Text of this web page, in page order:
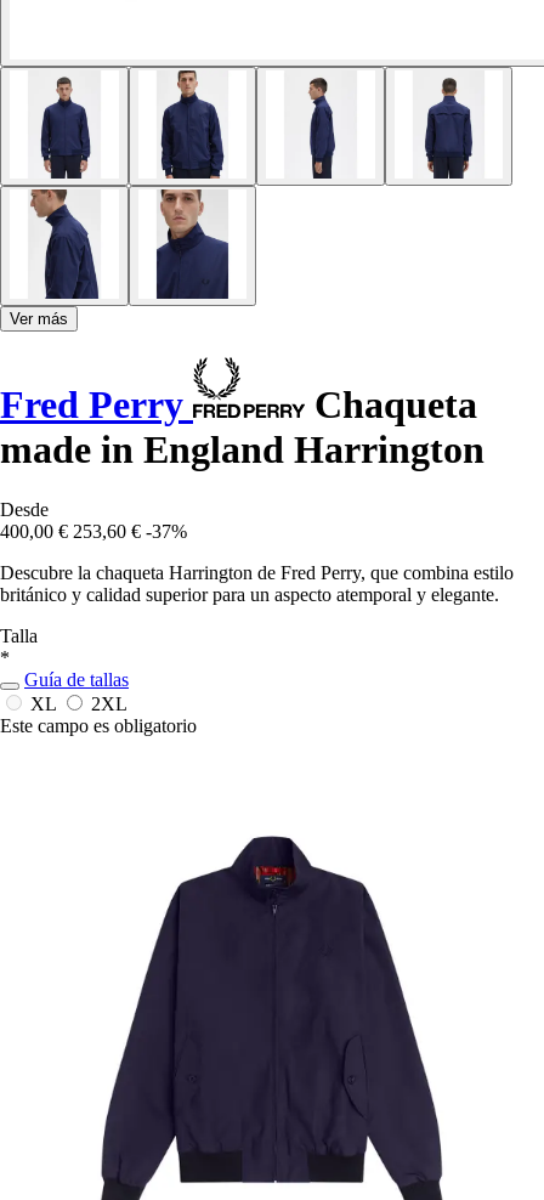
Ver más
Fred Perry
Chaqueta
made in England Harrington
Desde
400,00 € 253,60 € -37%
Descubre la chaqueta Harrington de Fred Perry, que combina estilo
británico y calidad superior para un aspecto atemporal y elegante.
Talla
*
Guía de tallas
XL
2XL
Este campo es obligatorio